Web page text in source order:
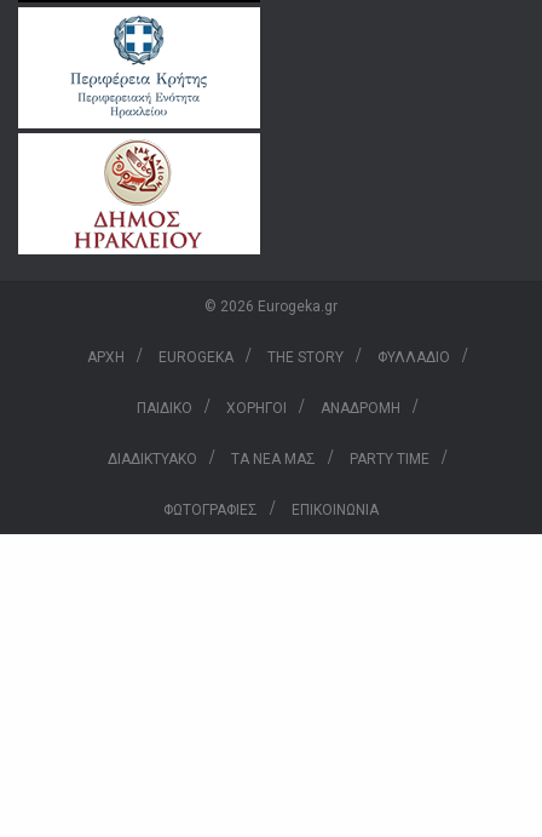
© 2026 Eurogeka.gr
ΑΡΧΗ / EUROGEKA / THE STORY / ΦΥΛΛΑΔΙΟ /
ΠΑΙΔΙΚΟ / ΧΟΡΗΓΟΙ / ΑΝΑΔΡΟΜΗ /
ΔΙΑΔΙΚΤΥΑΚΟ / ΤΑ ΝΕΑ ΜΑΣ / PARTY TIME /
ΦΩΤΟΓΡΑΦΙΕΣ / ΕΠΙΚΟΙΝΩΝΙΑ